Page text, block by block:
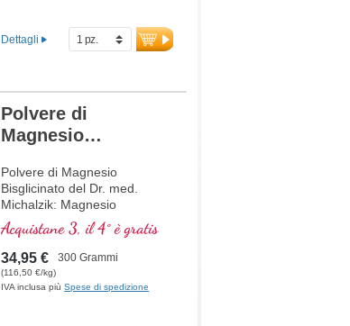
Dettagli
Polvere di
Magnesio
Polvere di Magnesio
Bisglicinato del Dr. med.
Michalzik: Magnesio
altamente biodisponibile per
un assorbimento ottimale.
Supporta la funzione di
muscoli, nervi e metabolismo
energetico. Perfettamente
Acquistane 3, il 4° è gratis
34,95 € 300 Grammi
(116,50 €/kg)
IVA inclusa piùSpese di spedizione